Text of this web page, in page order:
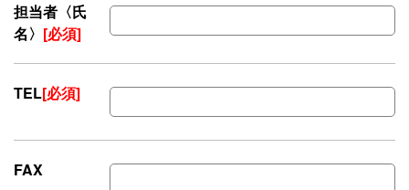
担当者〈氏
名〉 [必須]
TEL[必須]
FAX